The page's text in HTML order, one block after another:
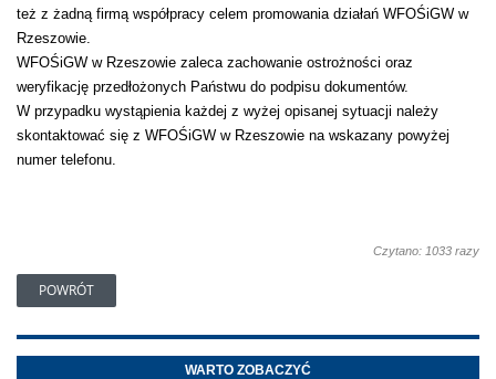
też z żadną firmą współpracy celem promowania działań WFOŚiGW w
Rzeszowie.
WFOŚiGW w Rzeszowie zaleca zachowanie ostrożności oraz
weryfikację przedłożonych Państwu do podpisu dokumentów.
W przypadku wystąpienia każdej z wyżej opisanej sytuacji należy
skontaktować się z WFOŚiGW w Rzeszowie na wskazany powyżej
numer telefonu.
Czytano: 1033 razy
POWRÓT
WARTO ZOBACZYĆ